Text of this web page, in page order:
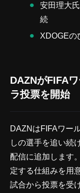
安田理大
続
XDOGEの
DAZNがFIFA
ラ投票を開始
DAZNはFIFAワー
しの選手を追い続
配信に追加します
定する仕組みを用
試合から投票を受